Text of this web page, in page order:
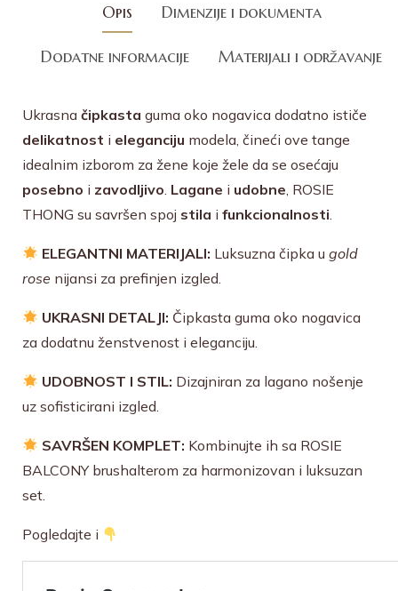
Opis Dimenzije i dokumenta
Dodatne informacije Materijali i održavanje
Ukrasna čipkasta guma oko nogavica dodatno ističe
delikatnost i eleganciju modela, čineći ove tange
idealnim izborom za žene koje žele da se osećaju
posebno i zavodljivo Lagane i udobne , ROSIE
THONG su savršen spoj stila i funkcionalnosti
ELEGANTNI MATERIJALI: Luksuzna čipka ugold
rose nijansi za prefinjen izgled.
UKRASNI DETALJI: Čipkasta guma oko nogavica
za dodatnu ženstvenost i eleganciju.
UDOBNOST I STIL: Dizajniran za lagano nošenje
uz sofisticirani izgled.
SAVRŠEN KOMPLET: Kombinujte ih sa ROSIE
BALCONY brushalterom za harmonizovan i luksuzan
set.
Pogledajte i